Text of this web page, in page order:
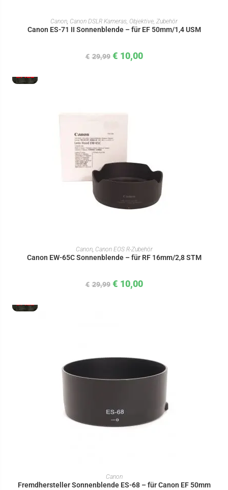
IN DEN WARENKORB
Canon, Canon DSLR Kameras, Objektive, Zubehör
Canon ES-71 II Sonnenblende – für EF 50mm/1,4 USM
€ 29,99 € 10,00
IN DEN WARENKORB
Canon, Canon EOS R-Zubehör
Canon EW-65C Sonnenblende – für RF 16mm/2,8 STM
€ 29,99 € 10,00
IN DEN WARENKORB
Canon
Fremdhersteller Sonnenblende ES-68 – für Canon EF 50mm